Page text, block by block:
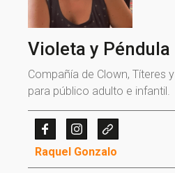
Violeta y Péndula
Compañía de Clown, Títeres
para público adulto e infantil.
Raquel Gonzalo